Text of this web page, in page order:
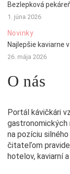
Bezlepková
1. júna 2026
Novinky
Najlepšie kaviarne
26. mája 2026
O nás
Portál kávičkári
gastronomických
na pozíciu
čitateľom
hotelov, kaviarní